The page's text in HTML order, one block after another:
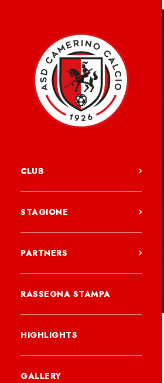
CLUB
STAGIONE
PARTNERS
RASSEGNA STAMPA
HIGHLIGHTS
GALLERY